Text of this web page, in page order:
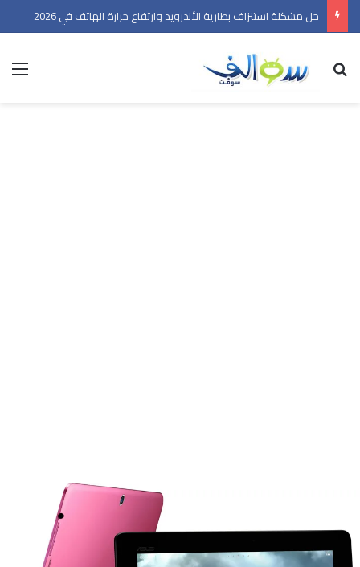
حل مشكلة استنزاف بطارية الأندرويد وارتفاع حرارة الهاتف في 2026
بحث عن